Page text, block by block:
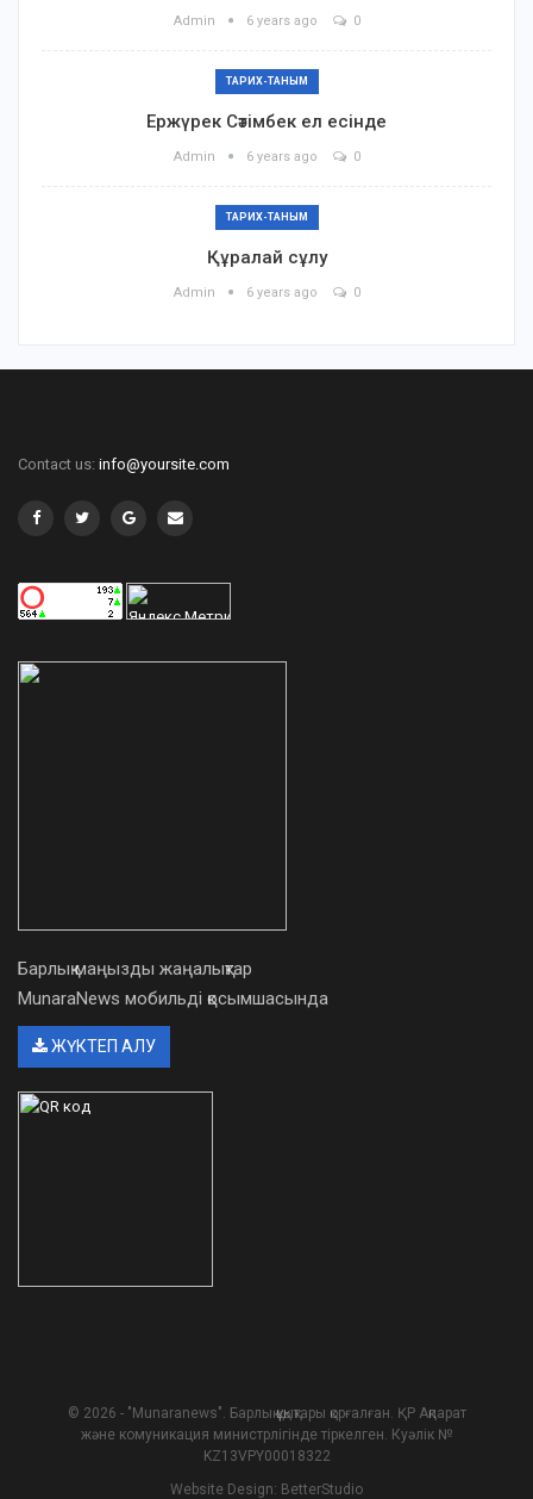
Admin 6 years ago 0
ТАРИХ-ТАНЫМ
Ержүрек Сәтімбек ел есінде
Admin 6 years ago 0
ТАРИХ-ТАНЫМ
Құралай сұлу
Admin 6 years ago 0
Contact us: info@yoursite.com
Барлық маңызды жаңалықтар
MunaraNews мобильді қосымшасында
ЖҮКТЕП АЛУ
© 2026 - "Munaranews". Барлық құқықтары қорғалған. ҚР Ақпарат
және комуникация министрлігінде тіркелген. Куәлік №
KZ13VPY00018322
Website Design: BetterStudio